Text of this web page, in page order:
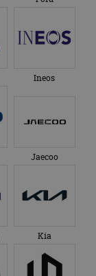
Ineos
Jaecoo
Kia